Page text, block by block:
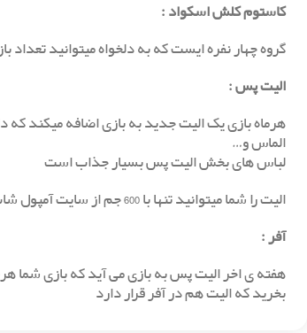
کاستوم کلش اسکواد :
گروه چهار نفره ایست که به دلخواه میتوانید تعداد
الیت پس:
هرماه بازی یک الیت جدید به بازی اضافه میکند که
الماس و…
لباس های بخش الیت پس بسیار جذاب است
الیت را شما میتوانید تنها با 600 جم از سایت آمپول شاپ خریداری کنید و بازی خود را ارتقا دهید.
آفر:
هفته ی اخر الیت پس به بازی می آید که بازی شما
بخرید که الیت هم در آفر قرار دارد